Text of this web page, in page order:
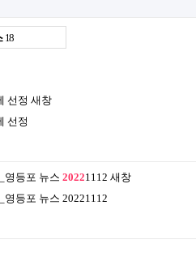
18
선정 새창
선정
영등포 뉴스 20221112 새창
등포 뉴스 20221112